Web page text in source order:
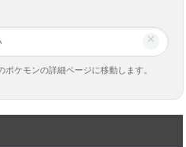
×
ケモンの詳細ページに移動します。